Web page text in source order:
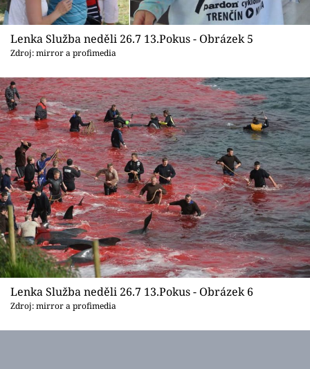
Lenka Služba neděli 26.7 13.Pokus - Obrázek 5
Zdroj: mirror a profimedia
Lenka Služba neděli 26.7 13.Pokus - Obrázek 6
Zdroj: mirror a profimedia